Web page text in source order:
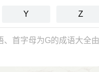
Y Z
首字母为G的成语大全由